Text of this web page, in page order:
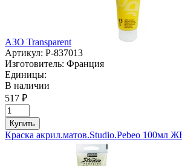
АЗО Transparent
Артикул: P-837013
Изготовитель: Франция
Единицы:
В наличии
517 ₽
Купить
Краска акрил.матов.Studio.Pebeo